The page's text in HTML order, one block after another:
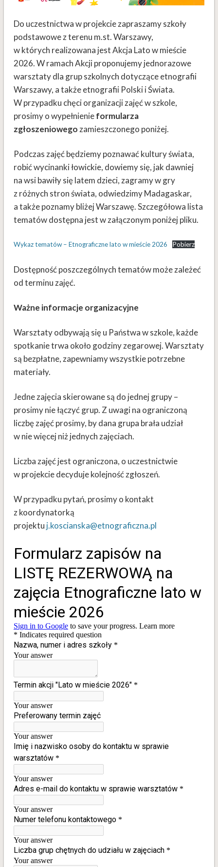
Do uczestnictwa w projekcie zapraszamy szkoły
podstawowe z terenu m.st. Warszawy,
w których realizowana jest Akcja Lato w mieście
2026. W ramach Akcji proponujemyjednorazowe
warsztaty dla grup szkolnych dotyczące etnografii
Warszawy, a także etnografii Polski i Świata.
W przypadku chęci organizacji zajęć w szkole,
prosimy o wypełnienieformularza
zgłoszeniowegozamieszczonego poniżej.
Podczas zajęć będziemy poznawać kultury świata,
robić wycinanki łowickie, dowiemy się, jak dawniej
na wsi bawiły się latem dzieci, zagramy w gry
z różnych stron świata, odwiedzimy Madagaskar,
a także poznamy bliżej Warszawę. Szczegółowa lista
tematów dostępna jest w załączonym poniżej pliku.
Wykaz tematów – Etnograficzne lato w mieście 2026 Pobierz
Dostępność poszczególnych tematów może zależeć
od terminu zajęć.
Ważne informacje organizacyjne
Warsztaty odbywają się u Państwa w szkole, każde
spotkanie trwa około godziny zegarowej. Warsztaty
są bezpłatne, zapewniamy wszystkie potrzebne
materiały.
Jedne zajęcia skierowane są do jednej grupy –
prosimy nie łączyć grup. Z uwagi na ograniczoną
liczbę zajęć prosimy, by dana grupa brała udział
w nie więcej niż jednych zajęciach.
Liczba zajęć jest ograniczona, o uczestnictwie
w projekcie decyduje kolejność zgłoszeń.
W przypadku pytań, prosimy o kontakt
z koordynatorką
projektu j.koscianska@etnograficzna.pl